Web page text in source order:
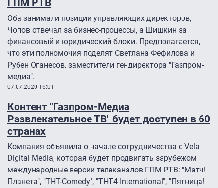
ГПМ РТВ
Оба занимали позиции управляющих директоров,
Чопов отвечал за бизнес-процессы, а Шишкин за
финансовый и юридический блоки. Предполагается,
что эти полномочия поделят Светлана Фефилова и
Рубен Оганесов, заместители гендиректора "Газпром-
медиа".
07.07.2020 16:01
Контент "Газпром-Медиа
Развлекательное ТВ" будет доступен в 60
странах
Компания объявила о начале сотрудничества с Vela
Digital Media, которая будет продвигать зарубежом
международные версии телеканалов ГПМ РТВ: "Матч!
Планета", "ТНТ-Comedy", "ТНТ4 International", "Пятница!